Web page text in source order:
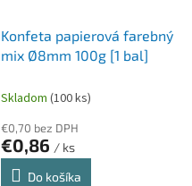
Konfeta papierová farebný
mix Ø8mm 100g [1 bal]
Skladom (100 ks)
€0,70 bez DPH
€0,86 / ks
Do košíka